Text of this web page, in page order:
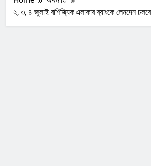
২, ৩, ৪ জুলাই বাণিজ্যিক এলাকার ব্যাংকে লেনদেন চলবে